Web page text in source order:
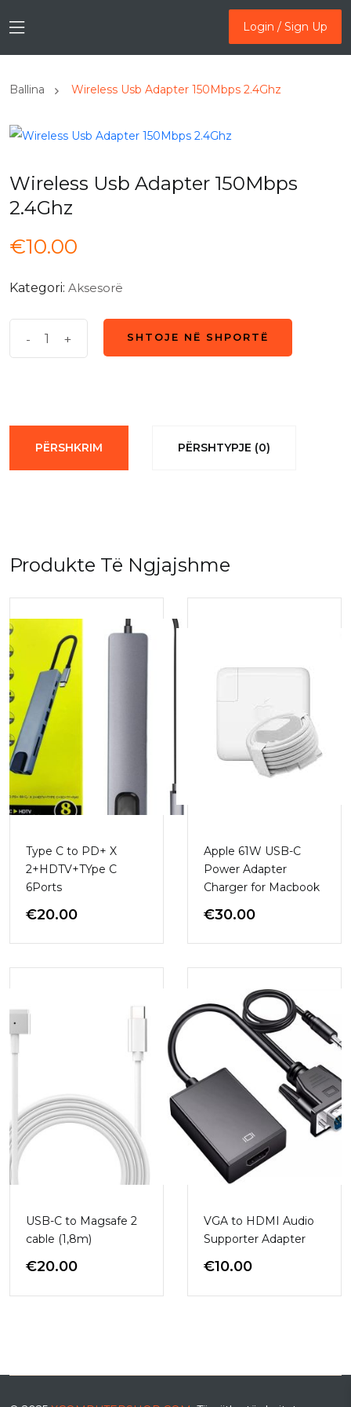
Login / Sign Up
Login / Sign Up
Ballina Wireless Usb Adapter 150Mbps 2.4Ghz
Wireless Usb Adapter 150Mbps
2.4Ghz
€10.00
Kategori: Aksesorë
quantity
- +
SHTOJE NË SHPORTË
PËRSHKRIM PËRSHTYPJE (0)
Produkte Të Ngjajshme
Type C to PD+ X
2+HDTV+TYpe C
6Ports
€20.00
Apple 61W USB-C
Power Adapter
Charger for Macbook
€30.00
USB-C to Magsafe 2
cable (1,8m)
€20.00
VGA to HDMI Audio
Supporter Adapter
€10.00